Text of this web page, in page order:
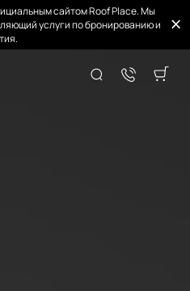
сайтом Roof Place. Мы
услуги по бронированию и